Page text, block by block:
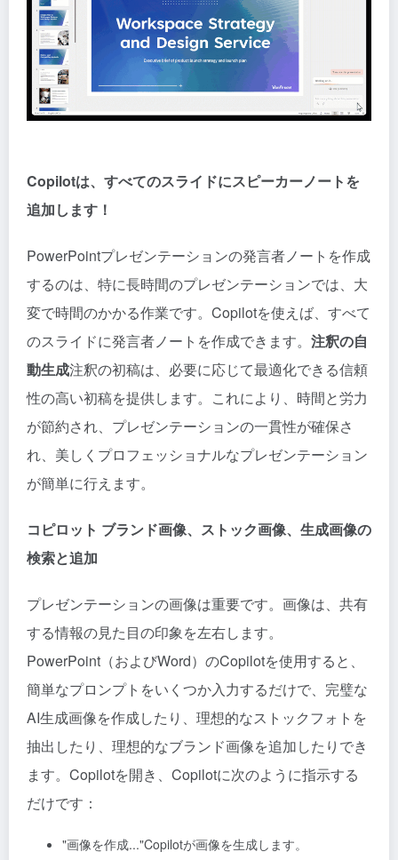
Copilotは、すべてのスライドにスピーカーノートを
追加します！
PowerPointプレゼンテーションの発言者ノートを作成
するのは、特に長時間のプレゼンテーションでは、大
変で時間のかかる作業です。Copilotを使えば、すべて
のスライドに発言者ノートを作成できます。 注釈の自
動生成注釈の初稿は、必要に応じて最適化できる信頼
性の高い初稿を提供します。これにより、時間と労力
が節約され、プレゼンテーションの一貫性が確保さ
れ、美しくプロフェッショナルなプレゼンテーション
が簡単に行えます。
コピロット ブランド画像、ストック画像、生成画像の
検索と追加
プレゼンテーションの画像は重要です。画像は、共有
する情報の見た目の印象を左右します。
PowerPoint（およびWord）のCopilotを使用すると、
簡単なプロンプトをいくつか入力するだけで、完璧な
AI生成画像を作成したり、理想的なストックフォトを
抽出したり、理想的なブランド画像を追加したりでき
ます。Copilotを開き、Copilotに次のように指示する
だけです：
"画像を作成..."Copilotが画像を生成します。